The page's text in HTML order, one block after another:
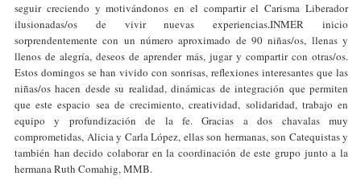
seguir creciendo y motivándonos en el compartir el Carisma Liberador
ilusionadas/os de vivir nuevas experiencias.INMER inicio
sorprendentemente con un número aproximado de 90 niñas/os, llenas y
llenos de alegría, deseos de aprender más, jugar y compartir con otras/os.
Estos domingos se han vivido con sonrisas, reflexiones interesantes que las
niñas/os hacen desde su realidad, dinámicas de integración que permiten
que este espacio sea de crecimiento, creatividad, solidaridad, trabajo en
equipo y profundización de la fe. Gracias a dos chavalas muy
comprometidas, Alicia y Carla López, ellas son hermanas, son Catequistas y
también han decido colaborar en la coordinación de este grupo junto a la
hermana Ruth Comahig, MMB.